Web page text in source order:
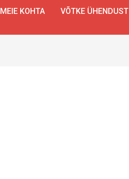
MEIE KOHTA
VÕTKE ÜHENDUST